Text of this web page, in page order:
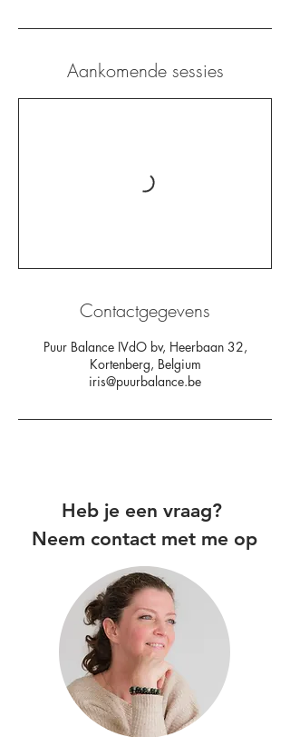
Aankomende sessies
Contactgegevens
Puur Balance IVdO bv, Heerbaan 32,
Kortenberg, Belgium
iris@puurbalance.be
Heb je een vraag?
Neem contact met me op